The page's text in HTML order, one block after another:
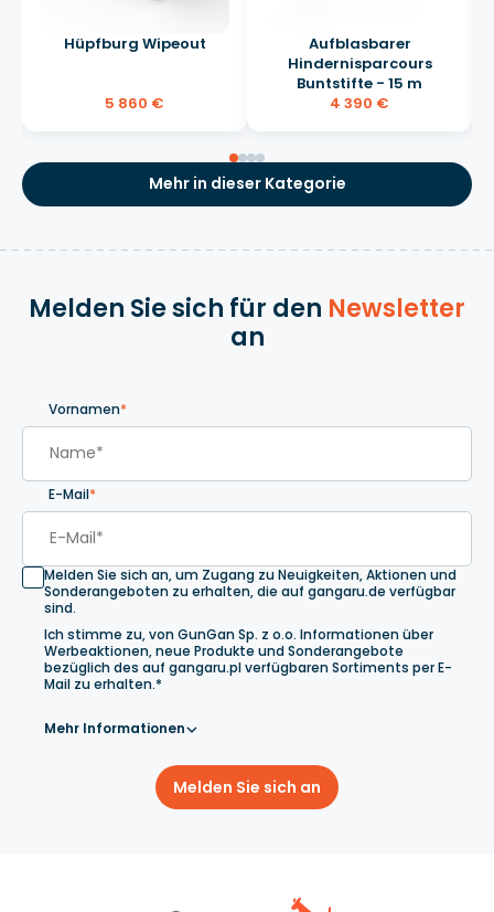
Hüpfburg Wipeout
5 860 €
Aufblasbarer
Hindernisparcours
Buntstifte - 15 m
4 390 €
Mehr in dieser Kategorie
Melden Sie sich für den Newsletter
an
Vornamen*
E-Mail*
Melden Sie sich an, um Zugang zu Neuigkeiten, Aktionen und
Sonderangeboten zu erhalten, die auf gangaru.de verfügbar
sind.
Ich stimme zu, von GunGan Sp. z o.o. Informationen über
Werbeaktionen, neue Produkte und Sonderangebote
bezüglich des auf gangaru.pl verfügbaren Sortiments per E-
Mail zu erhalten.*
Mehr Informationen
Melden Sie sich an